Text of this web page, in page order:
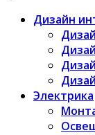
Дизайн
Электрика